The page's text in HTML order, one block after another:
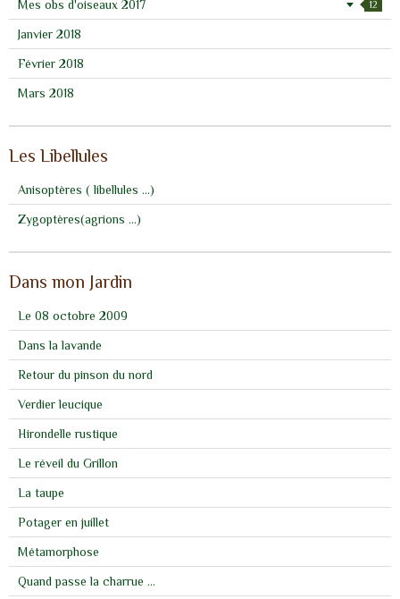
Mes obs d'oiseaux 2017 12
Janvier 2018
Février 2018
Mars 2018
Les Libellules
Anisoptères ( libellules ...)
Zygoptères(agrions ...)
Dans mon Jardin
Le 08 octobre 2009
Dans la lavande
Retour du pinson du nord
Verdier leucique
Hirondelle rustique
Le réveil du Grillon
La taupe
Potager en juillet
Métamorphose
Quand passe la charrue ...